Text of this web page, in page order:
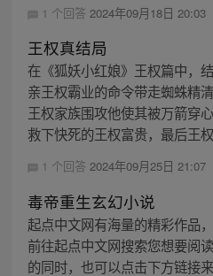
1 个回答 2024年09月18日 20:03
王权真结局
在《狐妖小红娘》王权篇中，
亲王权霸业的命令带走蜘蛛精
王权家族围攻他使其被万箭穿
救下快死的王权富贵，最后王
1 个回答 2024年09月25日 21:07
毒帝重生玄幻小说
起点中文网有海量的精彩作品
前往起点中文网搜索您想要阅
的同时，也可以点击下方链接